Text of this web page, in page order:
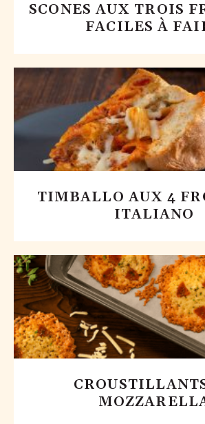
SCONES AUX TROIS
FACILES À
TIMBALLO AUX 4
ITALIANO